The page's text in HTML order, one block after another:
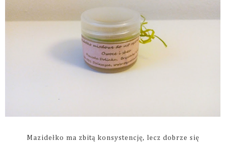
Mazidełko ma zbitą konsystencję, lecz dobrze się